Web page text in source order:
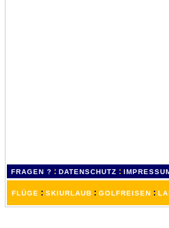
FRAGEN ? : DATENSCHUTZ :
FLÜGE : SKIURLAUB : GOLFREISEN :